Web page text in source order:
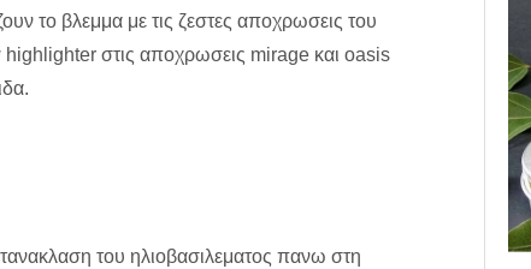
το βλεμμα με τις ζεστες αποχρωσεις του
στις αποχρωσεις mirage και oasis
του ηλιοβασιλεματος πανω στη